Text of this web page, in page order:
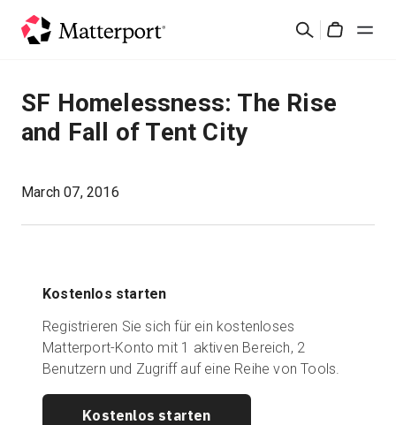
Suchen
Lösungen
Produkte
Preise
Was ist neu?
Kontakt
Anmelden
SF Homelessness: The Rise
and Fall of Tent City
March 07, 2016
Kostenlos starten
Registrieren Sie sich für ein kostenloses
Matterport-Konto mit 1 aktiven Bereich, 2
Benutzern und Zugriff auf eine Reihe von Tools.
Kostenlos starten